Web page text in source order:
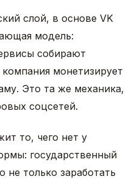
слой, в основе VK
модель:
собирают
монетизирует
Это та же механика,
соцсетей.
то, чего нет у
государственный
только заработать